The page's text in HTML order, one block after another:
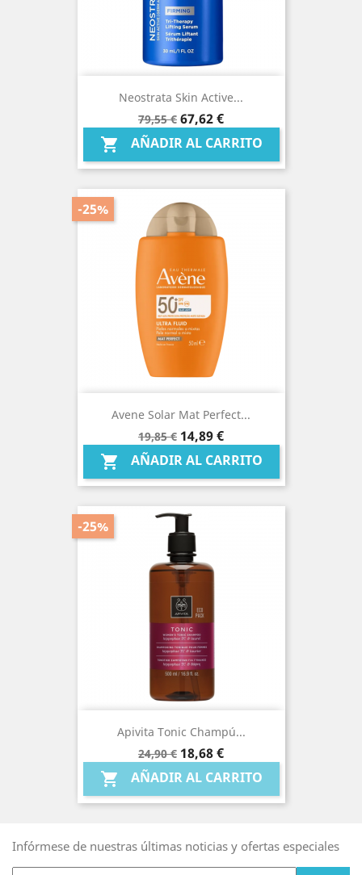
Neostrata Skin Active...
Precio
base
79,55 € Precio
67,62 €
 AÑADIR AL CARRITO
Avene Solar Mat Perfect...
Precio
base
19,85 €
-25%
Precio
14,89 €
 AÑADIR AL CARRITO
Apivita Tonic Champú...
Precio
base
24,90 €
-25%
Precio
18,68 €
 AÑADIR AL CARRITO
Infórmese de nuestras últimas noticias y ofertas especiales